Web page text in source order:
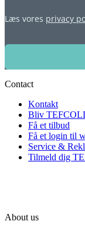
Læs vores privacy
Contact
Kontakt
Bliv
Få et tilbud
Få et login til
Service &
Tilmeld dig
About us